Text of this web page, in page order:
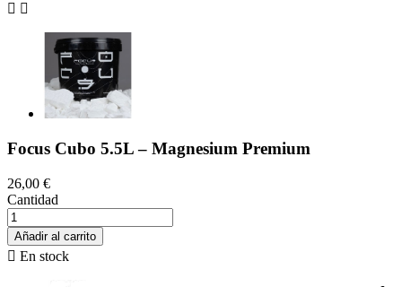
 
Focus Cubo 5.5L – Magnesium Premium
26,00 €
Cantidad
Añadir al carrito
 En stock